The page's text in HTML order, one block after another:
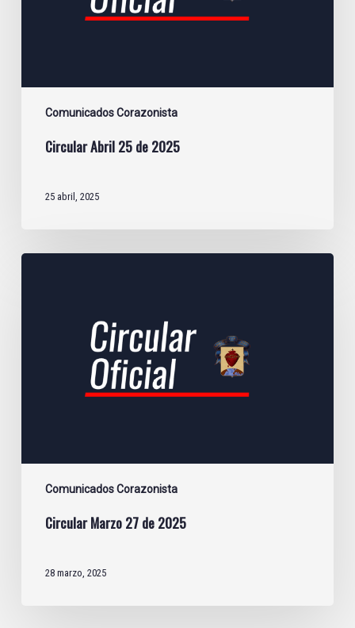
Comunicados Corazonista
Circular Abril 25 de 2025
25 abril, 2025
Comunicados Corazonista
Circular Marzo 27 de 2025
28 marzo, 2025